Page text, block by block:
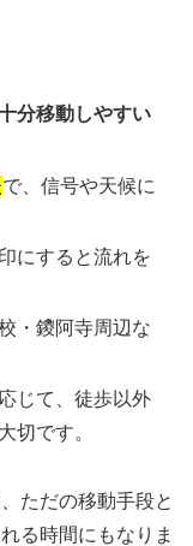
分移動しやすい
で、信号や天候に
にすると流れを
・鑁阿寺周辺な
じて、徒歩以外
切です。
ただの移動手段と
る時間にもなりま